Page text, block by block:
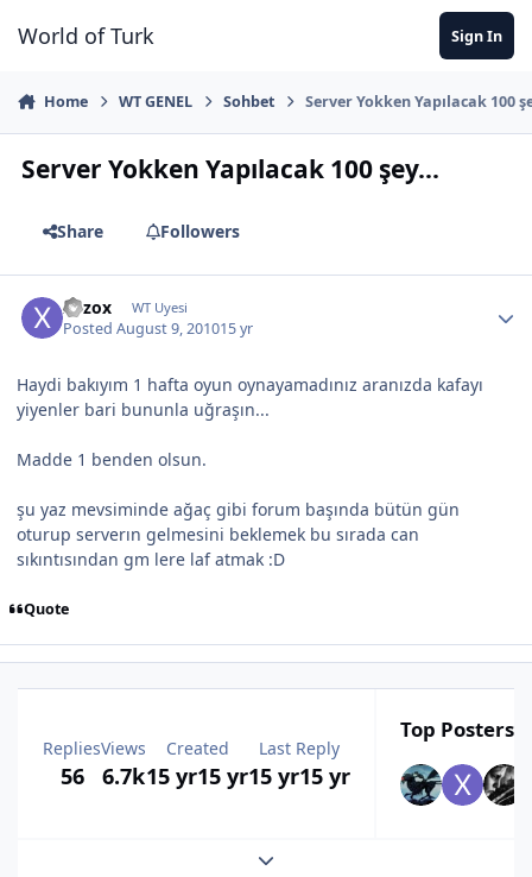
World of Turk Sign In
Home WT GENEL Sohbet Server Yokken Yapılacak 100
Server Yokken Yapılacak 100 şey...
Share Followers
xozox WT Uyesi
PostedAugust 9, 201015 yr
Haydi bakıyım 1 hafta oyun oynayamadınız aranızda kafayı
yiyenler bari bununla uğraşın...
Madde 1 benden olsun.
şu yaz mevsiminde ağaç gibi forum başında bütün gün
oturup serverın gelmesini beklemek bu sırada can
sıkıntısından gm lere laf atmak :D
Quote
Replies
56
Views
6.7k
Created
15 yr15 yr
Last Reply
15 yr15 yr
Top Posters
Expand topic overview